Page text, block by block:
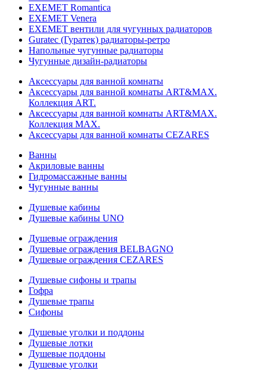
EXEMET Romantica
EXEMET Venera
EXEMET вентили для чугунных радиаторов
Guratec (Гуратек) радиаторы-ретро
Напольные чугунные радиаторы
Чугунные дизайн-радиаторы
Аксессуары для ванной комнаты
Аксессуары для ванной комнаты ART&MAX.
Коллекция ART.
Аксессуары для ванной комнаты ART&MAX.
Коллекция MAX.
Аксессуары для ванной комнаты CEZARES
Ванны
Акриловые ванны
Гидромассажные ванны
Чугунные ванны
Душевые кабины
Душевые кабины UNO
Душевые ограждения
Душевые ограждения BELBAGNO
Душевые ограждения CEZARES
Душевые сифоны и трапы
Гофра
Душевые трапы
Сифоны
Душевые уголки и поддоны
Душевые лотки
Душевые поддоны
Душевые уголки